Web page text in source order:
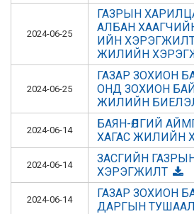
2024-06-25
ГАЗРЫН
АЛБАН ХААГЧИЙН
ИЙН
ЖИЛИЙН
2024-06-25
ГАЗАР ЗОХИОН
ОНД ЗОХИОН
ЖИЛИЙН
2024-06-14
БАЯН-ӨЛГИЙ
ХАГАС ЖИЛИЙН
2024-06-14
ЗАСГИЙН
ХЭРЭГЖИЛТ
2024-06-14
ГАЗАР ЗОХИОН
ДАРГЫН